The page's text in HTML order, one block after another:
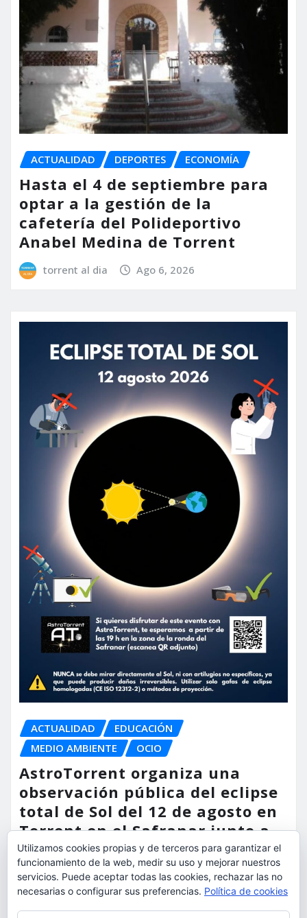
ACTUALIDAD DEPORTES ECONOMÍA
Hasta el 4 de septiembre para
optar a la gestión de la
cafetería del Polideportivo
Anabel Medina de Torrent
torrent al dia Ago 6, 2026
ACTUALIDAD
EDUCACIÓN
MEDIO AMBIENTE
OCIO
AstroTorrent organiza una
observación pública del eclipse
total de Sol del 12 de agosto en
Torrent en el Safranar junto a
las vías del AVE
torrent al dia Ago 5, 2026
Utilizamos cookies propias y de terceros para garantizar el
funcionamiento de la web, medir su uso y mejorar nuestros
servicios. Puede aceptar todas las cookies, rechazar las no
necesarias o configurar sus preferencias. Política de cookies